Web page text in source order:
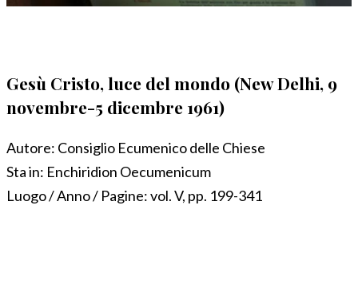
Gesù Cristo, luce del mondo (New Delhi, 9
novembre-5 dicembre 1961)
Autore: Consiglio Ecumenico delle Chiese
Sta in: Enchiridion Oecumenicum
Luogo / Anno / Pagine:vol. V, pp. 199-341